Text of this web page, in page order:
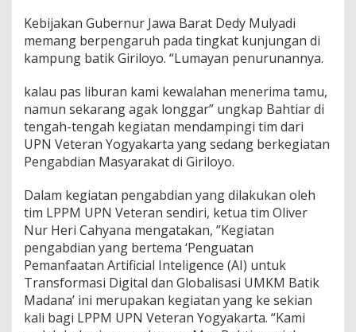
Kebijakan Gubernur Jawa Barat Dedy Mulyadi
memang berpengaruh pada tingkat kunjungan di
kampung batik Giriloyo. “Lumayan penurunannya.
kalau pas liburan kami kewalahan menerima tamu,
namun sekarang agak longgar” ungkap Bahtiar di
tengah-tengah kegiatan mendampingi tim dari
UPN Veteran Yogyakarta yang sedang berkegiatan
Pengabdian Masyarakat di Giriloyo.
Dalam kegiatan pengabdian yang dilakukan oleh
tim LPPM UPN Veteran sendiri, ketua tim Oliver
Nur Heri Cahyana mengatakan, ”Kegiatan
pengabdian yang bertema ‘Penguatan
Pemanfaatan Artificial Inteligence (AI) untuk
Transformasi Digital dan Globalisasi UMKM Batik
Madana’ ini merupakan kegiatan yang ke sekian
kali bagi LPPM UPN Veteran Yogyakarta. “Kami